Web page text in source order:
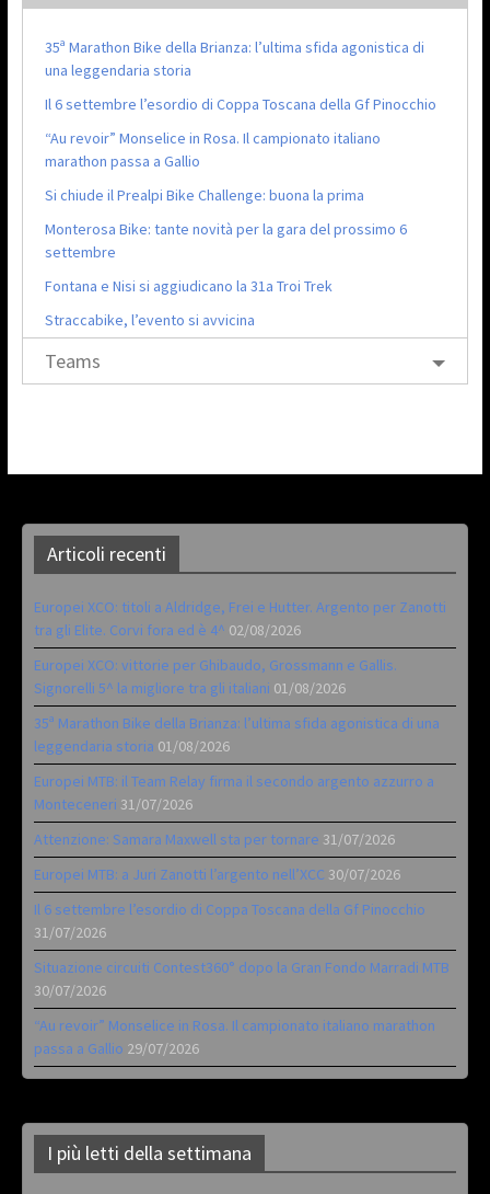
35ª Marathon Bike della Brianza: l’ultima sfida agonistica di
una leggendaria storia
Il 6 settembre l’esordio di Coppa Toscana della Gf Pinocchio
“Au revoir” Monselice in Rosa. Il campionato italiano
marathon passa a Gallio
Si chiude il Prealpi Bike Challenge: buona la prima
Monterosa Bike: tante novità per la gara del prossimo 6
settembre
Fontana e Nisi si aggiudicano la 31a Troi Trek
Straccabike, l’evento si avvicina
Teams
Articoli recenti
Europei XCO: titoli a Aldridge, Frei e Hutter. Argento per Zanotti
tra gli Elite. Corvi fora ed è 4^ 02/08/2026
Europei XCO: vittorie per Ghibaudo, Grossmann e Gallis.
Signorelli 5^ la migliore tra gli italiani 01/08/2026
35ª Marathon Bike della Brianza: l’ultima sfida agonistica di una
leggendaria storia 01/08/2026
Europei MTB: il Team Relay firma il secondo argento azzurro a
Monteceneri 31/07/2026
Attenzione: Samara Maxwell sta per tornare 31/07/2026
Europei MTB: a Juri Zanotti l’argento nell’XCC 30/07/2026
Il 6 settembre l’esordio di Coppa Toscana della Gf Pinocchio
31/07/2026
Situazione circuiti Contest360° dopo la Gran Fondo Marradi MTB
30/07/2026
“Au revoir” Monselice in Rosa. Il campionato italiano marathon
passa a Gallio 29/07/2026
I più letti della settimana